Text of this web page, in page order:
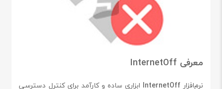
معرفی InternetOff
نرم‌افزار InternetOff ابزاری ساده و کارآمد برای کنترل دسترسی